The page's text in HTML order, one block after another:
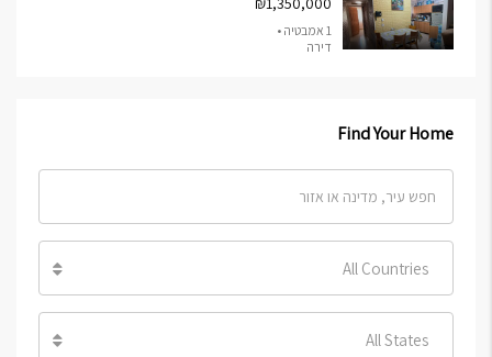
1 אמבטיה •
דירה
Find Your Home
All Countries
All States